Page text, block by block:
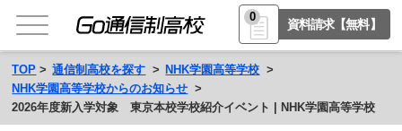
0
資料請求【無料】
TOP 通信制高校を探す
NHK学園高等学校
NHK学園高等学校からのお知らせ
2026年度新入学対象 東京本校学校紹介イベント | NHK学園高等学校